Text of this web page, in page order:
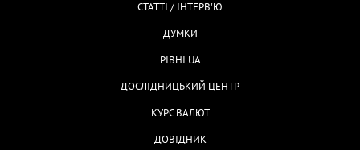
СТАТТІ / ІНТЕРВ'Ю
ДУМКИ
РІВНІ.UA
ДОСЛІДНИЦЬКИЙ ЦЕНТР
КУРС ВАЛЮТ
ДОВІДНИК